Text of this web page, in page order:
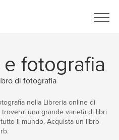
fotografia
di fotografia
nella Libreria online di
troverai una grande varietà di libri
il mundo. Acquista un libro